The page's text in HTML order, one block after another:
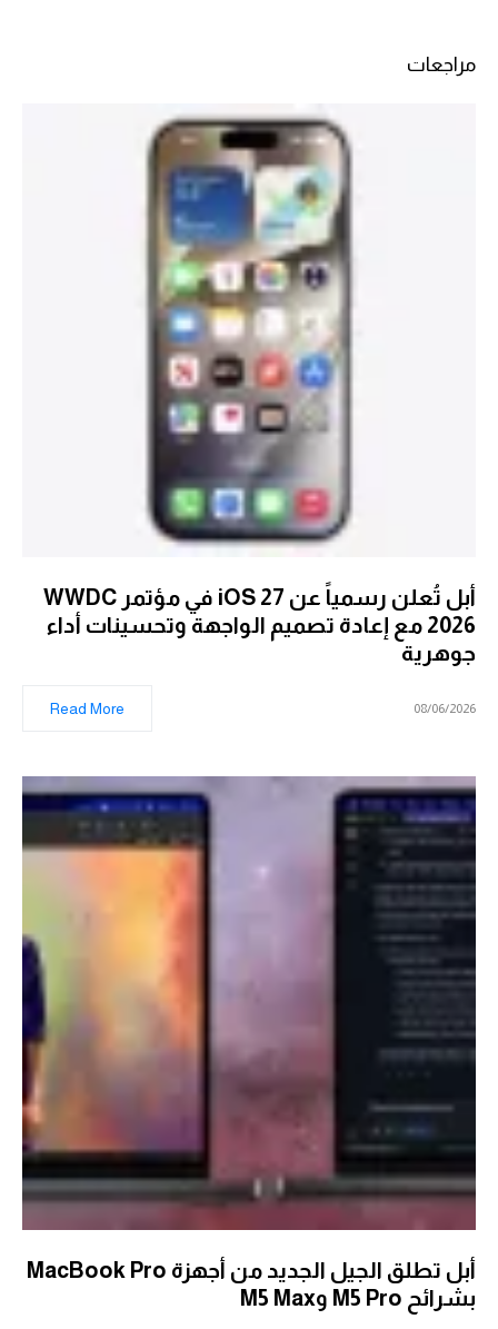
مراجعات
أبل تُعلن رسمياً عن iOS 27 في مؤتمر WWDC
2026 مع إعادة تصميم الواجهة وتحسينات أداء
جوهرية
08/06/2026
Read More
أبل تطلق الجيل الجديد من أجهزة MacBook Pro
بشرائح M5 Pro وM5 Max